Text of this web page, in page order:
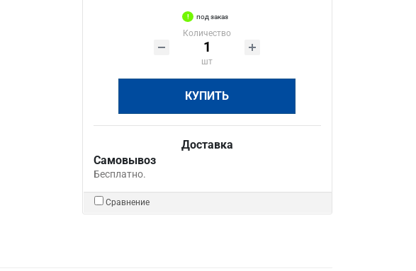
под заказ
Количество
шт
КУПИТЬ
Доставка
Самовывоз
Бесплатно.
Сравнение